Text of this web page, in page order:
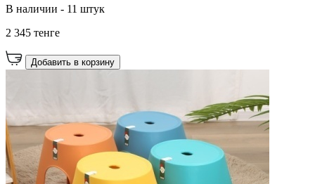
В наличии - 11 штук
2 345 тенге
Добавить в корзину